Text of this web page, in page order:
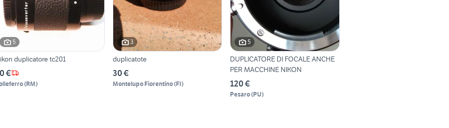
5
duplicatore tc201
€
(RM)
3
duplicatote
30 €
Montelupo Fiorentino(FI)
5
DUPLICATORE DI FOCALE ANCHE
PER MACCHINE NIKON
120 €
Pesaro(PU)